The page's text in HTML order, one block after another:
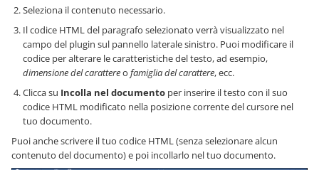
Seleziona il contenuto necessario.
Il codice HTML del paragrafo selezionato verrà visualizzato nel
campo del plugin sul pannello laterale sinistro. Puoi modificare il
codice per alterare le caratteristiche del testo, ad esempio,
dimensione del carattereo famiglia del carattere, ecc.
Clicca su Incolla nel documento per inserire il testo con il suo
codice HTML modificato nella posizione corrente del cursore nel
tuo documento.
Puoi anche scrivere il tuo codice HTML (senza selezionare alcun
contenuto del documento) e poi incollarlo nel tuo documento.